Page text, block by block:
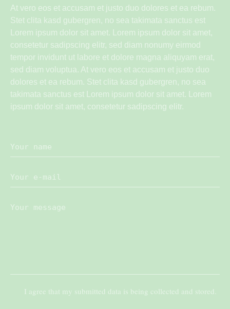
At vero eos et accusam et justo duo dolores et ea rebum.
Stet clita kasd gubergren, no sea takimata sanctus est
Lorem ipsum dolor sit amet. Lorem ipsum dolor sit amet,
consetetur sadipscing elitr, sed diam nonumy eirmod
tempor invidunt ut labore et dolore magna aliquyam erat,
sed diam voluptua. At vero eos et accusam et justo duo
dolores et ea rebum. Stet clita kasd gubergren, no sea
takimata sanctus est Lorem ipsum dolor sit amet. Lorem
ipsum dolor sit amet, consetetur sadipscing elitr.
I agree that my submitted data is being collected and stored.